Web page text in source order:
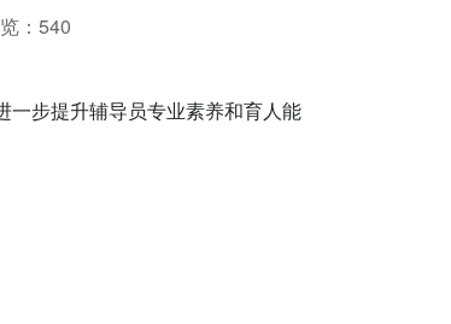
： 540
一步提升辅导员专业素养和育人能